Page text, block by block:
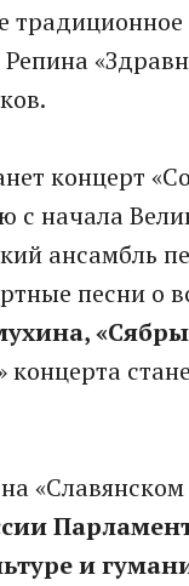
концерт
с начала
ансамбль
песни о
«Славянском
и